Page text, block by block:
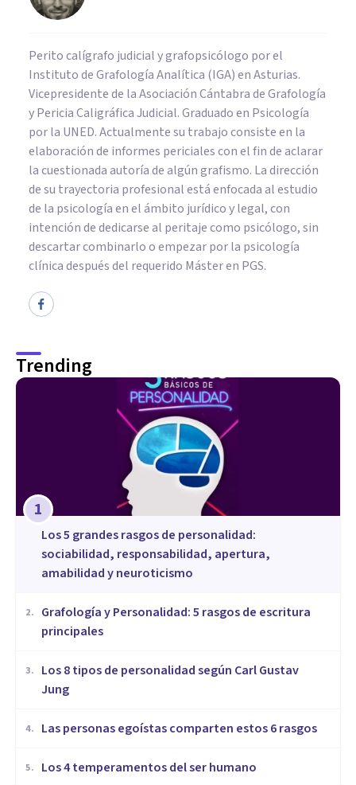
Perito calígrafo judicial y grafopsicólogo por el
Instituto de Grafología Analítica (IGA) en Asturias.
Vicepresidente de la Asociación Cántabra de Grafología
y Pericia Caligráfica Judicial. Graduado en Psicología
por la UNED. Actualmente su trabajo consiste en la
elaboración de informes periciales con el fin de aclarar
la cuestionada autoría de algún grafismo. La dirección
de su trayectoria profesional está enfocada al estudio
de la psicología en el ámbito jurídico y legal, con
intención de dedicarse al peritaje como psicólogo, sin
descartar combinarlo o empezar por la psicología
clínica después del requerido Máster en PGS.
Trending
1
Los 5 grandes rasgos de personalidad:
sociabilidad, responsabilidad, apertura,
amabilidad y neuroticismo
2.
Grafología y Personalidad: 5 rasgos de escritura
principales
3.
​Los 8 tipos de personalidad según Carl Gustav
Jung
4. Las personas egoístas comparten estos 6 rasgos
5. Los 4 temperamentos del ser humano